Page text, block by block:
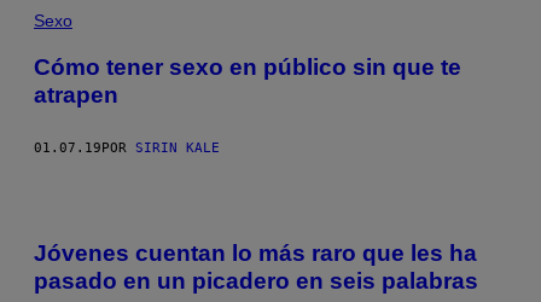
Sexo
Cómo tener sexo en público sin que te
atrapen
01.07.19 POR SIRIN KALE
Jóvenes cuentan lo más raro que les ha
pasado en un picadero en seis palabras